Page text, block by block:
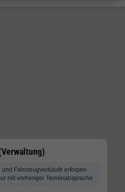
Fahrzeugverkäufe erfolgen
mit vorheriger Terminabsprache